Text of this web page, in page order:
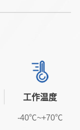
工作温度
-40℃~+70℃